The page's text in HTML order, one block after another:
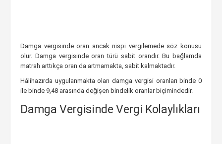
Damga vergisinde oran ancak nispi vergilemede söz konusu
olur. Damga vergisinde oran türü sabit orandır. Bu bağlamda
matrah arttıkça oran da artmamakta, sabit kalmaktadır.
Hâlihazırda uygulanmakta olan damga vergisi oranları binde 0
ile binde 9,48 arasında değişen bindelik oranlar biçimindedir.
Damga Vergisinde Vergi Kolaylıkları